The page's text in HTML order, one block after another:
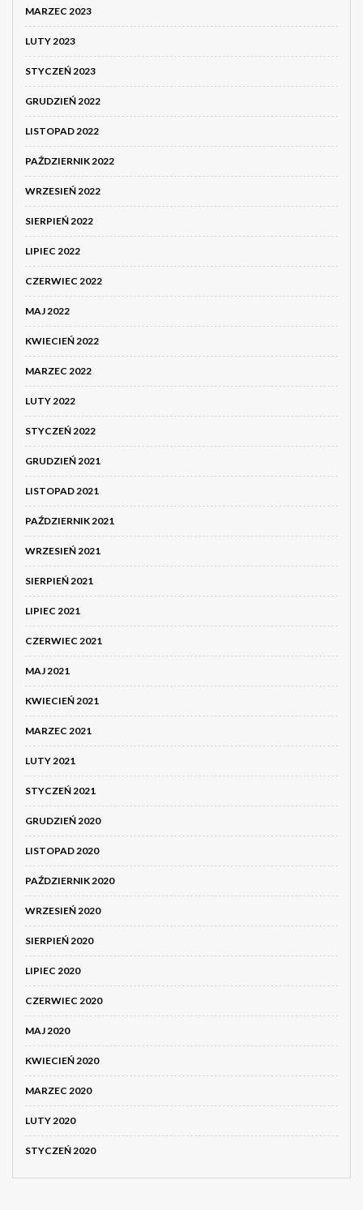
MARZEC 2023
LUTY 2023
STYCZEŃ 2023
GRUDZIEŃ 2022
LISTOPAD 2022
PAŹDZIERNIK 2022
WRZESIEŃ 2022
SIERPIEŃ 2022
LIPIEC 2022
CZERWIEC 2022
MAJ 2022
KWIECIEŃ 2022
MARZEC 2022
LUTY 2022
STYCZEŃ 2022
GRUDZIEŃ 2021
LISTOPAD 2021
PAŹDZIERNIK 2021
WRZESIEŃ 2021
SIERPIEŃ 2021
LIPIEC 2021
CZERWIEC 2021
MAJ 2021
KWIECIEŃ 2021
MARZEC 2021
LUTY 2021
STYCZEŃ 2021
GRUDZIEŃ 2020
LISTOPAD 2020
PAŹDZIERNIK 2020
WRZESIEŃ 2020
SIERPIEŃ 2020
LIPIEC 2020
CZERWIEC 2020
MAJ 2020
KWIECIEŃ 2020
MARZEC 2020
LUTY 2020
STYCZEŃ 2020